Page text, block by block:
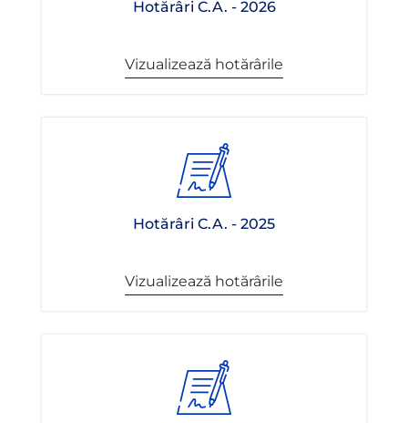
Hotărâri C.A. - 2026
Vizualizează hotărârile
Hotărâri C.A. - 2025
Vizualizează hotărârile